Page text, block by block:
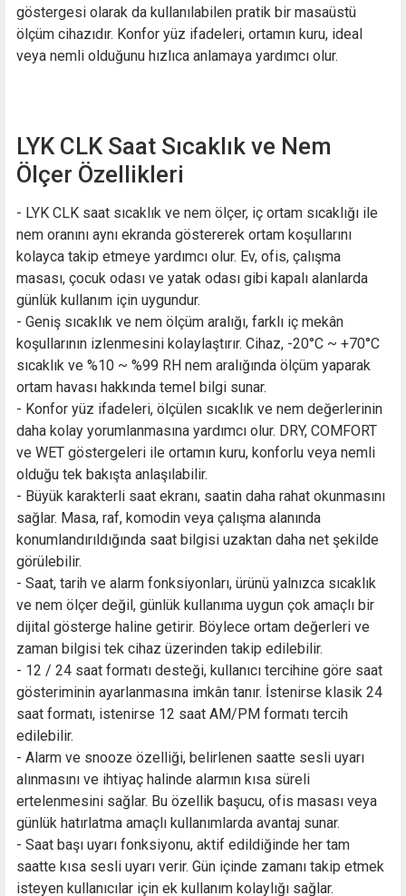
göstergesi olarak da kullanılabilen pratik bir masaüstü
ölçüm cihazıdır. Konfor yüz ifadeleri, ortamın kuru, ideal
veya nemli olduğunu hızlıca anlamaya yardımcı olur.
LYK CLK Saat Sıcaklık ve Nem
Ölçer Özellikleri
- LYK CLK saat sıcaklık ve nem ölçer, iç ortam sıcaklığı ile
nem oranını aynı ekranda göstererek ortam koşullarını
kolayca takip etmeye yardımcı olur. Ev, ofis, çalışma
masası, çocuk odası ve yatak odası gibi kapalı alanlarda
günlük kullanım için uygundur.
- Geniş sıcaklık ve nem ölçüm aralığı, farklı iç mekân
koşullarının izlenmesini kolaylaştırır. Cihaz, -20°C ~ +70°C
sıcaklık ve %10 ~ %99 RH nem aralığında ölçüm yaparak
ortam havası hakkında temel bilgi sunar.
- Konfor yüz ifadeleri, ölçülen sıcaklık ve nem değerlerinin
daha kolay yorumlanmasına yardımcı olur. DRY, COMFORT
ve WET göstergeleri ile ortamın kuru, konforlu veya nemli
olduğu tek bakışta anlaşılabilir.
- Büyük karakterli saat ekranı, saatin daha rahat okunmasını
sağlar. Masa, raf, komodin veya çalışma alanında
konumlandırıldığında saat bilgisi uzaktan daha net şekilde
görülebilir.
- Saat, tarih ve alarm fonksiyonları, ürünü yalnızca sıcaklık
ve nem ölçer değil, günlük kullanıma uygun çok amaçlı bir
dijital gösterge haline getirir. Böylece ortam değerleri ve
zaman bilgisi tek cihaz üzerinden takip edilebilir.
- 12 / 24 saat formatı desteği, kullanıcı tercihine göre saat
gösteriminin ayarlanmasına imkân tanır. İstenirse klasik 24
saat formatı, istenirse 12 saat AM/PM formatı tercih
edilebilir.
- Alarm ve snooze özelliği, belirlenen saatte sesli uyarı
alınmasını ve ihtiyaç halinde alarmın kısa süreli
ertelenmesini sağlar. Bu özellik başucu, ofis masası veya
günlük hatırlatma amaçlı kullanımlarda avantaj sunar.
- Saat başı uyarı fonksiyonu, aktif edildiğinde her tam
saatte kısa sesli uyarı verir. Gün içinde zamanı takip etmek
isteyen kullanıcılar için ek kullanım kolaylığı sağlar.